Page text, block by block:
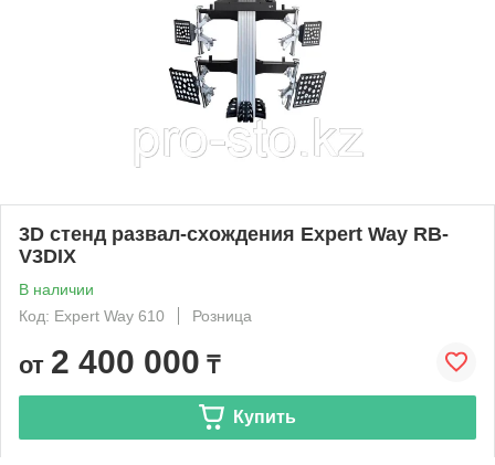
3D стенд развал-схождения Expert Way RB-
V3DIX
В наличии
Код: Expert Way 610
Розница
от 2 400 000 ₸
Купить